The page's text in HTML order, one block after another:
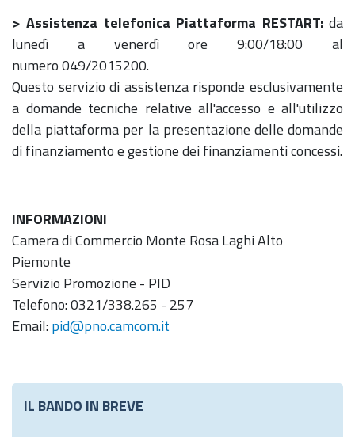
> Assistenza telefonica Piattaforma RESTART: da
lunedì a venerdì ore 9:00/18:00 al
numero 049/2015200.
Questo servizio di assistenza risponde esclusivamente
a domande tecniche relative all'accesso e all'utilizzo
della piattaforma per la presentazione delle domande
di finanziamento e gestione dei finanziamenti concessi.
INFORMAZIONI
Camera di Commercio Monte Rosa Laghi Alto
Piemonte
Servizio Promozione - PID
Telefono: 0321/338.265 - 257
Email:pid@pno.camcom.it
IL BANDO IN BREVE